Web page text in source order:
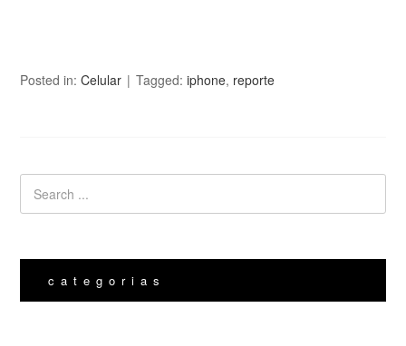
Posted in:Celular Tagged:iphone, reporte
categorias